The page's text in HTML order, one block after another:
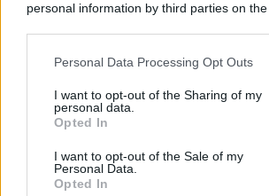
personal information by third parties on the
This information may also be disclosed by
disclose it to other third parties.
Please note that this website/app uses one
services and may gather and store
not limited to your visit or usage behaviour.
grant or deny consent to Google and its
Personal Data Processing Opt Outs
I want to opt-out of the Sharing of my
personal data.
Opted In
I want to opt-out of the Sale of my
Personal Data.
Opted In